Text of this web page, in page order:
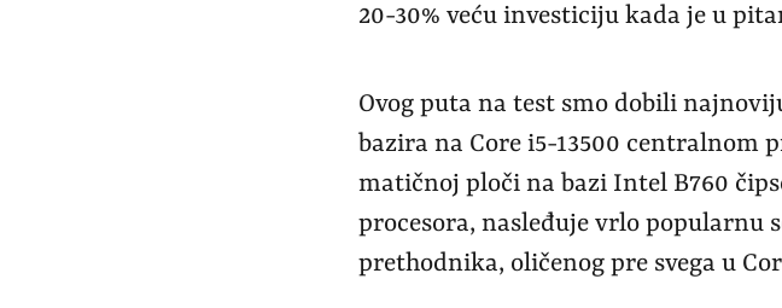
20-30% veću investiciju kada je u
Ovog puta na test smo dobili
bazira na Core i5-13500 centralnom
matičnoj ploči na bazi Intel B760
procesora, nasleđuje vrlo popularnu
prethodnika, oličenog pre svega u